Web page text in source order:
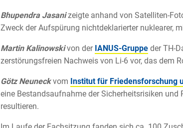
Bhupendra Jasanizeigte anhand von Satelliten-
Zweck der Aufspürung nichtdeklarierter nuklearer,
Martin Kalinowskivon der IANUS-Gruppeder TH-
zerstörungsfreien Nachweis von Li-6 vor, das dem
Götz Neuneckvom Institut für Friedensforschung
eine Bestandsaufnahme der Sicherheitsrisiken
resultieren.